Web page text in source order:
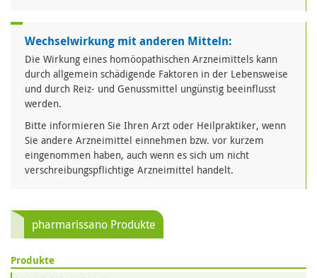
Wechselwirkung mit anderen Mitteln:
Die Wirkung eines homöopathischen Arzneimittels kann
durch allgemein schädigende Faktoren in der Lebensweise
und durch Reiz- und Genussmittel ungünstig beeinflusst
werden.
Bitte informieren Sie Ihren Arzt oder Heilpraktiker, wenn
Sie andere Arzneimittel einnehmen bzw. vor kurzem
eingenommen haben, auch wenn es sich um nicht
verschreibungspflichtige Arzneimittel handelt.
pharmarissano Produkte
Produkte